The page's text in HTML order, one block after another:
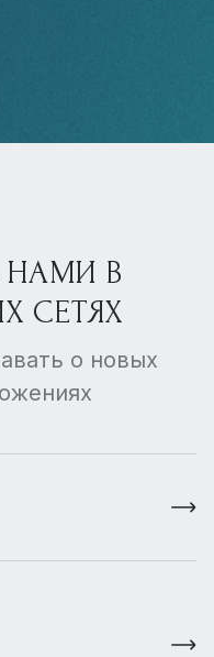
НАМИ В
СЕТЯХ
о новых